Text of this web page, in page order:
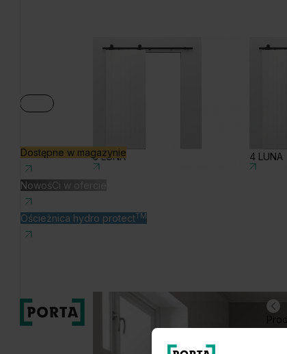
Dostępne w magazynie
NowośCi w ofercie
Ościeżnica hydro protectTM
5 LUNA 4 LUNA